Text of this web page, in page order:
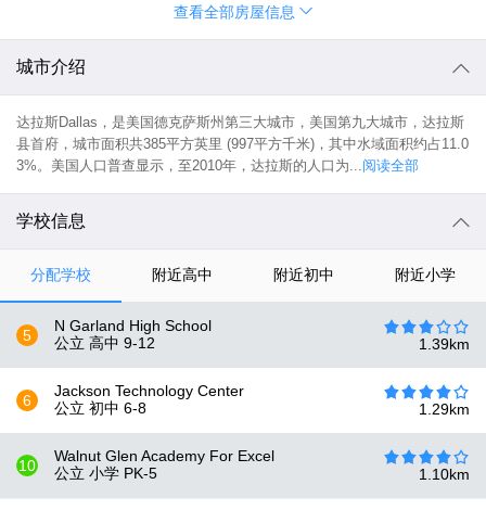
查看全部房屋信息
城市介绍
达拉斯Dallas，是美国德克萨斯州第三大城市，美国第九大城市，达拉斯
县首府，城市面积共385平方英里 (997平方千米)，其中水域面积约占11.0
3%。美国人口普查显示，至2010年，达拉斯的人口为...阅读全部
学校信息
分配学校 附近高中 附近初中 附近小学
5
N Garland High School
公立 高中 9-12 1.39km
6
Jackson Technology Center
公立 初中 6-8 1.29km
10
Walnut Glen Academy For Excel
公立 小学 PK-5 1.10km